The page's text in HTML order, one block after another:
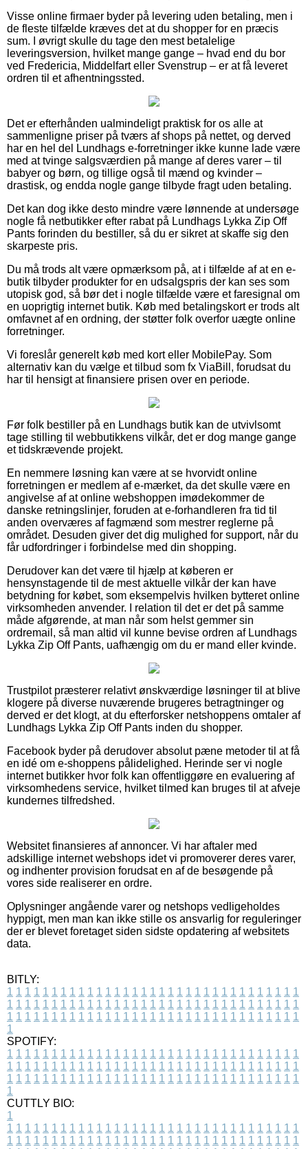
Visse online firmaer byder på levering uden betaling, men i
de fleste tilfælde kræves det at du shopper for en præcis
sum. I øvrigt skulle du tage den mest betalelige
leveringsversion, hvilket mange gange – hvad end du bor
ved Fredericia, Middelfart eller Svenstrup – er at få leveret
ordren til et afhentningssted.
Det er efterhånden ualmindeligt praktisk for os alle at
sammenligne priser på tværs af shops på nettet, og derved
har en hel del Lundhags e-forretninger ikke kunne lade være
med at tvinge salgsværdien på mange af deres varer – til
babyer og børn, og tillige også til mænd og kvinder –
drastisk, og endda nogle gange tilbyde fragt uden betaling.
Det kan dog ikke desto mindre være lønnende at undersøge
nogle få netbutikker efter rabat på Lundhags Lykka Zip Off
Pants forinden du bestiller, så du er sikret at skaffe sig den
skarpeste pris.
Du må trods alt være opmærksom på, at i tilfælde af at en e-
butik tilbyder produkter for en udsalgspris der kan ses som
utopisk god, så bør det i nogle tilfælde være et faresignal om
en uoprigtig internet butik. Køb med betalingskort er trods alt
omfavnet af en ordning, der støtter folk overfor uægte online
forretninger.
Vi foreslår generelt køb med kort eller MobilePay. Som
alternativ kan du vælge et tilbud som fx ViaBill, forudsat du
har til hensigt at finansiere prisen over en periode.
Før folk bestiller på en Lundhags butik kan de utvivlsomt
tage stilling til webbutikkens vilkår, det er dog mange gange
et tidskrævende projekt.
En nemmere løsning kan være at se hvorvidt online
forretningen er medlem af e-mærket, da det skulle være en
angivelse af at online webshoppen imødekommer de
danske retningslinjer, foruden at e-forhandleren fra tid til
anden overværes af fagmænd som mestrer reglerne på
området. Desuden giver det dig mulighed for support, når du
får udfordringer i forbindelse med din shopping.
Derudover kan det være til hjælp at køberen er
hensynstagende til de mest aktuelle vilkår der kan have
betydning for købet, som eksempelvis hvilken bytteret online
virksomheden anvender. I relation til det er det på samme
måde afgørende, at man når som helst gemmer sin
ordremail, så man altid vil kunne bevise ordren af Lundhags
Lykka Zip Off Pants, uafhængig om du er mand eller kvinde.
Trustpilot præsterer relativt ønskværdige løsninger til at blive
klogere på diverse nuværende brugeres betragtninger og
derved er det klogt, at du efterforsker netshoppens omtaler af
Lundhags Lykka Zip Off Pants inden du shopper.
Facebook byder på derudover absolut pæne metoder til at få
en idé om e-shoppens pålidelighed. Herinde ser vi nogle
internet butikker hvor folk kan offentliggøre en evaluering af
virksomhedens service, hvilket tilmed kan bruges til at afveje
kundernes tilfredshed.
Websitet finansieres af annoncer. Vi har aftaler med
adskillige internet webshops idet vi promoverer deres varer,
og indhenter provision forudsat en af de besøgende på
vores side realiserer en ordre.
Oplysninger angående varer og netshops vedligeholdes
hyppigt, men man kan ikke stille os ansvarlig for reguleringer
der er blevet foretaget siden sidste opdatering af websitets
data.
BITLY:
1 1 1 1 1 1 1 1 1 1 1 1 1 1 1 1 1 1 1 1 1 1 1 1 1 1 1 1 1 1 1 1 1
1 1 1 1 1 1 1 1 1 1 1 1 1 1 1 1 1 1 1 1 1 1 1 1 1 1 1 1 1 1 1 1 1
1 1 1 1 1 1 1 1 1 1 1 1 1 1 1 1 1 1 1 1 1 1 1 1 1 1 1 1 1 1 1 1 1
1
SPOTIFY:
1 1 1 1 1 1 1 1 1 1 1 1 1 1 1 1 1 1 1 1 1 1 1 1 1 1 1 1 1 1 1 1 1
1 1 1 1 1 1 1 1 1 1 1 1 1 1 1 1 1 1 1 1 1 1 1 1 1 1 1 1 1 1 1 1 1
1 1 1 1 1 1 1 1 1 1 1 1 1 1 1 1 1 1 1 1 1 1 1 1 1 1 1 1 1 1 1 1 1
1
CUTTLY BIO:
1
1 1 1 1 1 1 1 1 1 1 1 1 1 1 1 1 1 1 1 1 1 1 1 1 1 1 1 1 1 1 1 1 1
1 1 1 1 1 1 1 1 1 1 1 1 1 1 1 1 1 1 1 1 1 1 1 1 1 1 1 1 1 1 1 1 1